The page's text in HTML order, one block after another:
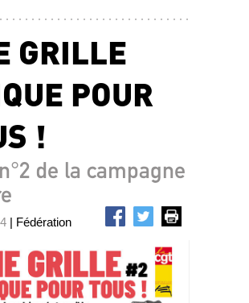
GRILLE
POUR
!
de la campagne
| Fédération